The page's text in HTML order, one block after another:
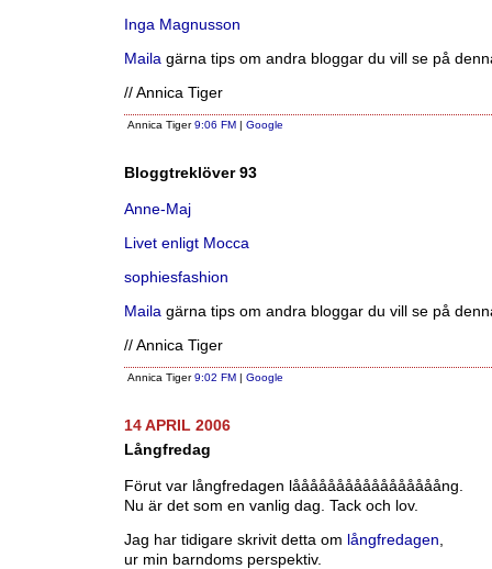
Inga Magnusson
Maila gärna tips om andra bloggar du vill se på
// Annica Tiger
Annica Tiger9:06 FM | Google
Bloggtreklöver 93
Anne-Maj
Livet enligt Mocca
sophiesfashion
Maila gärna tips om andra bloggar du vill se på
// Annica Tiger
Annica Tiger9:02 FM | Google
14 APRIL 2006
Långfredag
Förut var långfredagen lååååååååååååååååång.
Nu är det som en vanlig dag. Tack och lov.
Jag har tidigare skrivit detta om långfredagen,
ur min barndoms perspektiv.